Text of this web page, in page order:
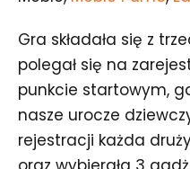
Gra składała się z
polegał się na
punkcie startowym,
nasze urocze
rejestracji każda